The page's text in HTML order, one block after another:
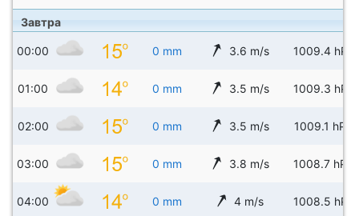
Завтра
00:00 0 mm 3.6 m/s 1009.4 hPa
01:00 0 mm 3.5 m/s 1009.3 hPa
02:00 0 mm 3.5 m/s 1009.1 hPa
03:00 0 mm 3.8 m/s 1008.7 hPa
04:00 0 mm 4 m/s 1008.5 hPa